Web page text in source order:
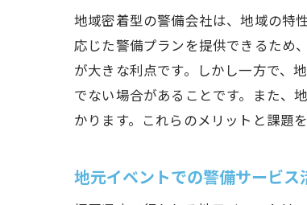
地域密着型の警備会社は、地域の特
応じた警備プランを提供できるため
が大きな利点です。しかし一方で、
でない場合があることです。また、
かります。これらのメリットと課題
地元イベントでの警備サービス